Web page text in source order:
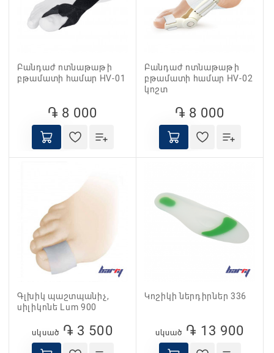
Բանդաժ ոտնաթաթի
բթամատի համար HV-01
֏ 8 000
Բանդաժ ոտնաթաթի
բթամատի համար HV-02
կոշտ
֏ 8 000
Գլխիկ պաշտպանիչ,
սիլիկոնե Lum 900
սկսած ֏ 3 500
Կոշիկի ներդիրներ 336
սկսած ֏ 13 900